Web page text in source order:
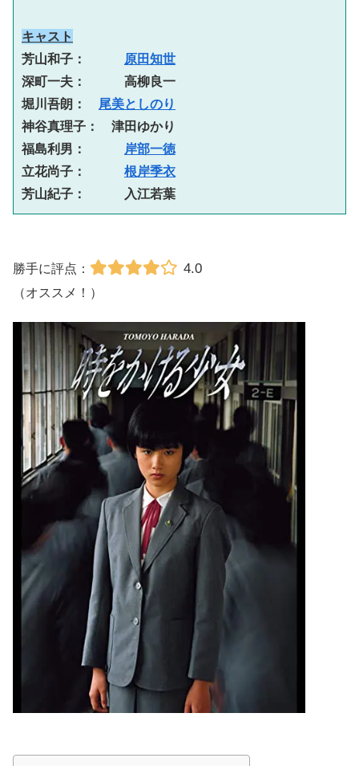
キャスト
芳山和子：
原田知世
深町一夫：　　　高柳良一
堀川吾朗：
尾美としのり
神谷真理子：　津田ゆかり
福島利男：
岸部一徳
立花尚子： 根岸季衣
芳山紀子：　　　入江若葉
勝手に評点： 4.0
（オススメ！）